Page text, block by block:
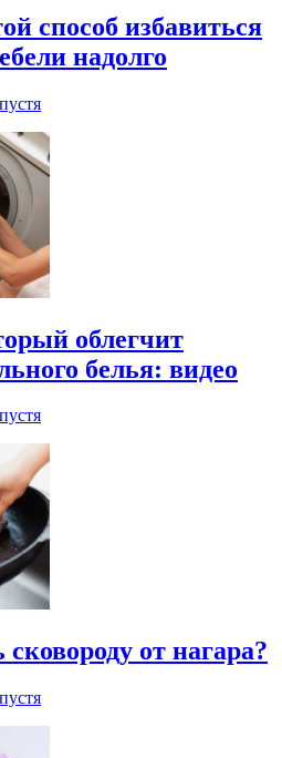
способ избавиться
надолго
облегчит
белья: видео
от нагара?